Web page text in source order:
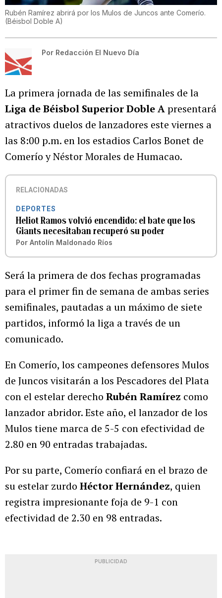
Rubén Ramírez abrirá por los Mulos de Juncos ante Comerío.
(Béisbol Doble A)
Por Redacción El Nuevo Día
La primera jornada de las semifinales de la
Liga de Béisbol Superior Doble Apresentará
atractivos duelos de lanzadores este viernes a
las 8:00 p.m. en los estadios Carlos Bonet de
Comerío y Néstor Morales de Humacao.
RELACIONADAS
DEPORTES
Heliot Ramos volvió encendido: el bate que los
Giants necesitaban recuperó su poder
Por Antolín Maldonado Ríos
Será la primera de dos fechas programadas
para el primer fin de semana de ambas series
semifinales, pautadas a un máximo de siete
partidos, informó la liga a través de un
comunicado.
En Comerío, los campeones defensores Mulos
de Juncos visitarán a los Pescadores del Plata
con el estelar derecho Rubén Ramírez como
lanzador abridor. Este año, el lanzador de los
Mulos tiene marca de 5-5 con efectividad de
2.80 en 90 entradas trabajadas.
Por su parte, Comerío confiará en el brazo de
su estelar zurdo Héctor Hernández, quien
registra impresionante foja de 9-1 con
efectividad de 2.30 en 98 entradas.
PUBLICIDAD